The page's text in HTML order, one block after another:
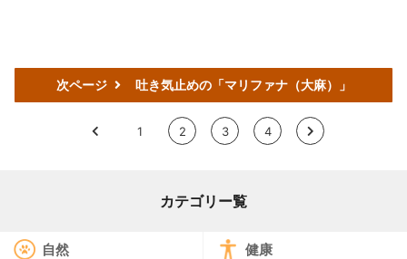
次ページ 吐き気止めの「マリファナ（大麻）」
< 1 2 3 4 >
カテゴリー覧
自然 健康